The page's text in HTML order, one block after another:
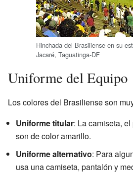
Hinchada del Brasiliense en su
Jacaré, Taguatinga-DF
Uniforme del Equipo
Los colores del Brasiliense son
Uniforme titular: La camiseta,
son de color amarillo.
Uniforme alternativo: Para
usa una camiseta, pantalón y